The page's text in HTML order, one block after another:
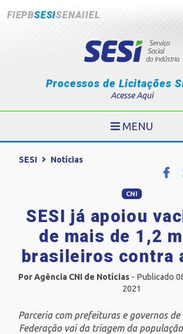
FIEPBSESISENAIIEL
Processos de Licitações
Acesse Aqui
MENU
SESI Notícias
CNI
SESI já apoiou
de mais de 1,2
brasileiros contra
Por Agência CNI de Notícias - Publicado
2021
Parceria com prefeituras e governos
Federação vai da triagem da